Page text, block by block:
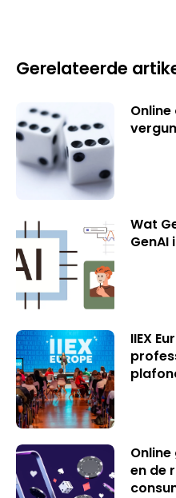
Gerelateerde
Online
Wat
GenAI
IIEX
en de